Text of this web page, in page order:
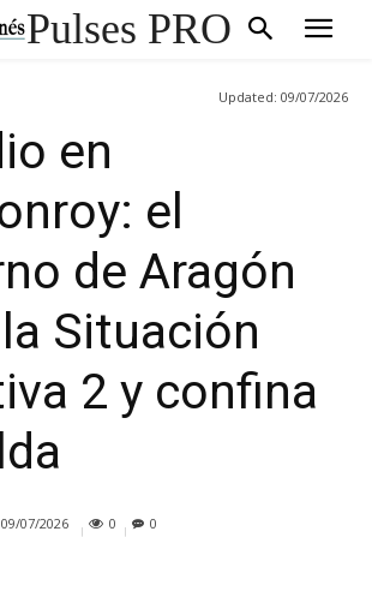
Pulses PRO
Updated: 09/07/2026
en
el
de Aragón
Situación
2 y confina
09/07/2026 0 0